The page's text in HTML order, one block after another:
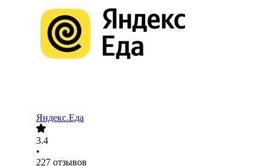
Яндекс.Еда
3.4
•
227 отзывов